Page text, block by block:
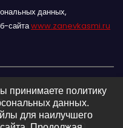
данных,
сайтаwww.zanevkasmi.ru
принимаете политику
данных.
для наилучшего